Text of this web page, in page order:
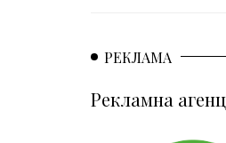
РЕКЛАМА
Рекламна